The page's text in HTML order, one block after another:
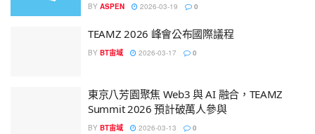
BY ASPEN 2026-03-19 0
TEAMZ 2026 峰會公布國際議程
BY BT宙域 2026-03-17 0
東京八芳園聚焦 Web3 與 AI 融合，TEAMZ
Summit 2026 預計破萬人參與
BY BT宙域 2026-03-13 0